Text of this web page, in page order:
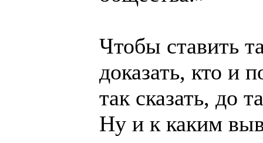
Чтобы ставить
доказать, кто и
так сказать, до
Ну и к каким